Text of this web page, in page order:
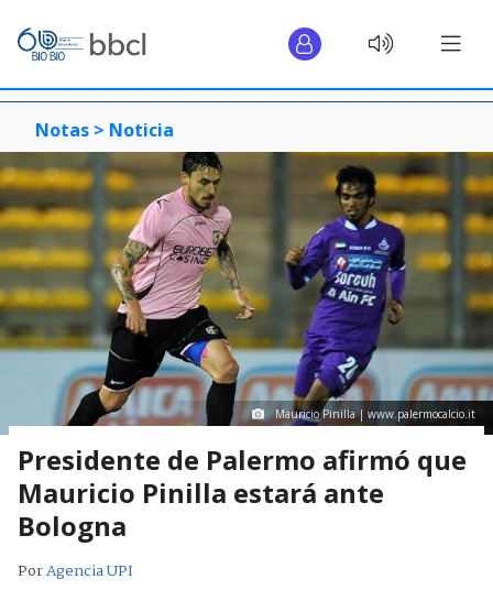
Notas > Noticia
Mauricio Pinilla | www.palermocalcio.it
Presidente de Palermo afirmó que
Mauricio Pinilla estará ante
Bologna
PorAgencia UPI